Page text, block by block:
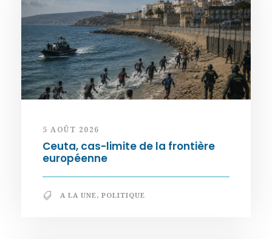
5 AOÛT 2026
Ceuta, cas-limite de la frontière
européenne
A LA UNE, POLITIQUE